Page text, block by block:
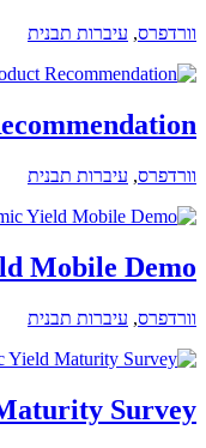
וורדפרס, עיברות תבנית
וורדפרס, עיברות תבנית
Mobile Demo
וורדפרס, עיברות תבנית
Survey